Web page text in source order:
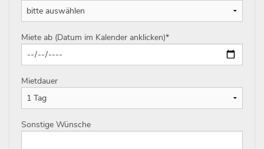
Miete ab (Datum im Kalender anklicken)*
Mietdauer
Sonstige Wünsche